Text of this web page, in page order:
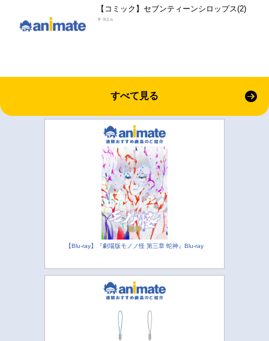
【コミック】セブンティーンシロップス(2)
￥924
すべて見る
【Blu-ray】『劇場版モノノ怪 第三章 蛇神』Blu-ray